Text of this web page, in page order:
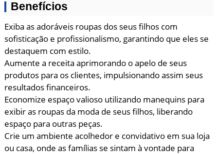
Benefícios
Exiba as adoráveis ​​roupas dos seus filhos com
sofisticação e profissionalismo, garantindo que eles se
destaquem com estilo.
Aumente a receita aprimorando o apelo de seus
produtos para os clientes, impulsionando assim seus
resultados financeiros.
Economize espaço valioso utilizando manequins para
exibir as roupas da moda de seus filhos, liberando
espaço para outras peças.
Crie um ambiente acolhedor e convidativo em sua loja
ou casa, onde as famílias se sintam à vontade para